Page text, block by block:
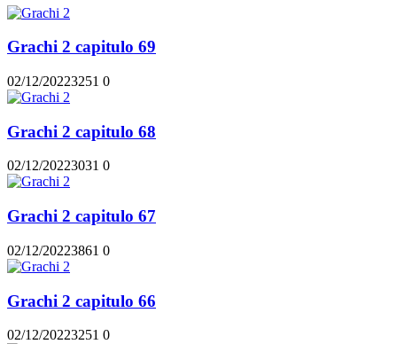
Grachi 2 capitulo 69
02/12/20223251 0
Grachi 2 capitulo 68
02/12/20223031 0
Grachi 2 capitulo 67
02/12/20223861 0
Grachi 2 capitulo 66
02/12/20223251 0